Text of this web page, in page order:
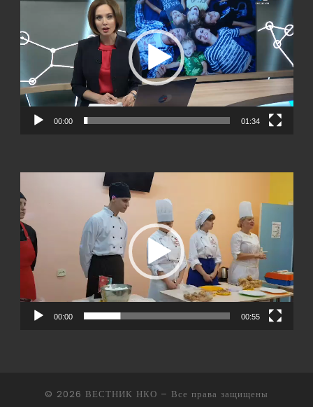
00:00 01:34
00:00 00:55
© 2026 ВЕСТНИК НКО – Все права защищены